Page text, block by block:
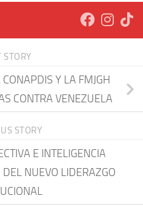
STORY
Y LA FMJGH
CONTRA VENEZUELA
STORY
E INTELIGENCIA
NUEVO LIDERAZGO